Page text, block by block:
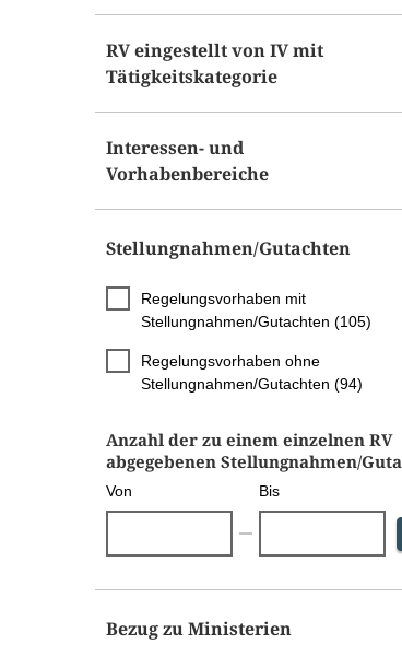
RV eingestellt von IV mit
Tätigkeitskategorie
Interessen- und
Vorhabenbereiche
Stellungnahmen/​Gutachten
Regelungsvorhaben mit
Stellungnahmen/Gutachten (105)
Regelungsvorhaben ohne
Stellungnahmen/Gutachten (94)
Anzahl der zu einem einzelnen RV
abgegebenen Stellungnahmen/
Von Bis
Bezug zu Ministerien